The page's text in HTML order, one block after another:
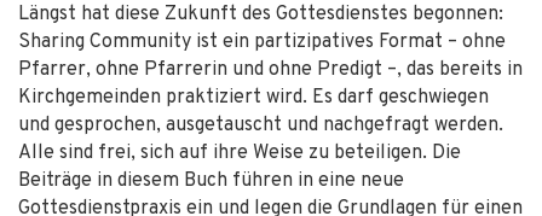
Längst hat diese Zukunft des Gottesdienstes begonnen:
Sharing Community ist ein partizipatives Format – ohne
Pfarrer, ohne Pfarrerin und ohne Predigt –, das bereits in
Kirchgemeinden praktiziert wird. Es darf geschwiegen
und gesprochen, ausgetauscht und nachgefragt werden.
Alle sind frei, sich auf ihre Weise zu beteiligen. Die
Beiträge in diesem Buch führen in eine neue
Gottesdienstpraxis ein und legen die Grundlagen für einen